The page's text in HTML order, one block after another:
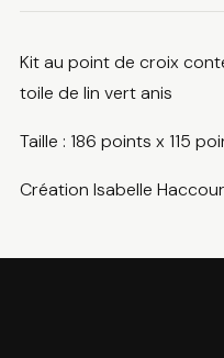
Kit au point de croix
toile de lin vert anis
Taille : 186 points x 115
Création Isabelle